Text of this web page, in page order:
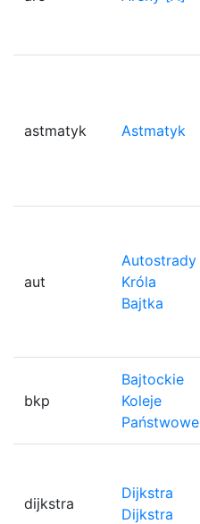
astmatyk Astmatyk
aut
Autostrady
Króla
Bajtka
bkp
Bajtockie
Koleje
Państwowe
dijkstra
Dijkstra
Dijkstra